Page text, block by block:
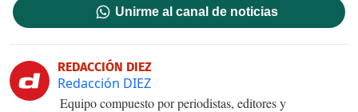
Unirme al canal de noticias
REDACCIÓN DIEZ
Redacción DIEZ
Equipo compuesto por periodistas, editores y